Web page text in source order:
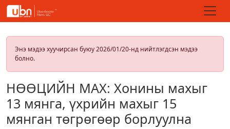
Энэ мэдээ хуучирсан буюу 2026/01/20-нд нийтлэгдсэн мэдээ
болно.
НӨӨЦИЙН МАХ: Хонины махыг
13 мянга, үхрийн махыг 15
мянган төгрөгөөр борлуулна